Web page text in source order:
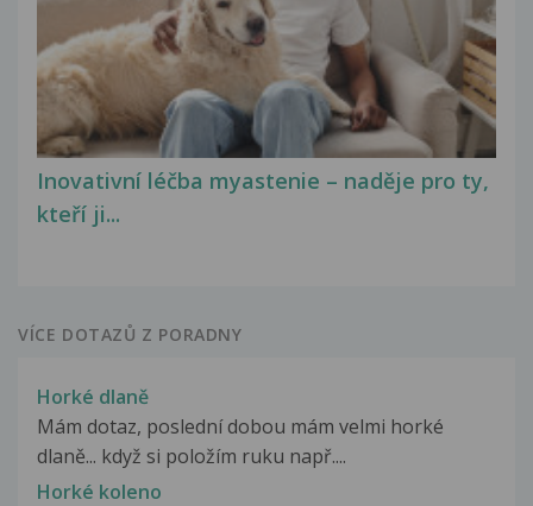
Inovativní léčba myastenie – naděje pro ty,
kteří ji...
VÍCE DOTAZŮ Z PORADNY
Horké dlaně
Mám dotaz, poslední dobou mám velmi horké
dlaně... když si položím ruku např....
Horké koleno